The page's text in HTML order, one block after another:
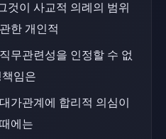
것이 사교적 의례의 범위
한 개인적
무관련성을 인정할 수 없
임은
가관계에 합리적 의심이
에는